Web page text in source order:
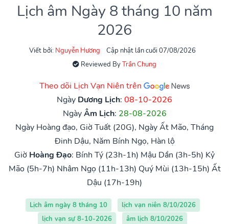
Lịch âm Ngày 8 tháng 10 năm
2026
Viết bởi: Nguyễn Hương
Cập nhật lần cuối 07/08/2026
Reviewed ByTrần Chung
Theo dõi Lịch Vạn Niên trên
Ngày Dương Lịch: 08-10-2026
NgàyÂm Lịch: 28-08-2026
Ngày Hoàng đạo, Giờ Tuất (20G), Ngày Ất Mão, Tháng
Đinh Dậu, Năm Bính Ngọ, Hàn lộ
Giờ Hoàng Đạo: Bính Tý (23h-1h) Mậu Dần (3h-5h) Kỷ
Mão (5h-7h) Nhâm Ngọ (11h-13h) Quý Mùi (13h-15h) Ất
Dậu (17h-19h)
Lịch âm ngày 8 tháng 10
lịch vạn niên 8/10/2026
lịch vạn sự 8-10-2026
âm lịch 8/10/2026